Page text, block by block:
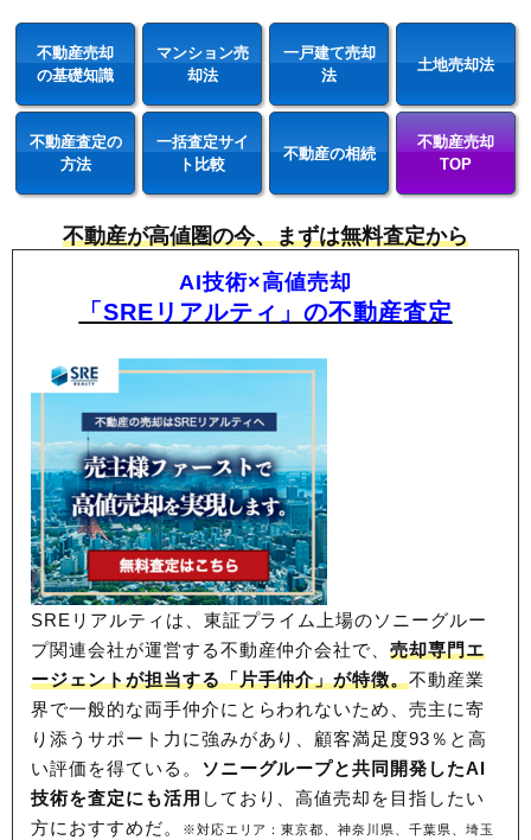
不動産売却
の基礎知識
マンション売
却法
一戸建て売却
法
土地売却法
不動産査定の
方法
一括査定サイ
ト比較
不動産の相続
不動産売却
TOP
不動産が高値圏の今、まずは無料査定から
AI技術×高値売却
「SREリアルティ」の不動産査定
SREリアルティは、東証プライム上場のソニーグルー
プ関連会社が運営する不動産仲介会社で、売却専門エ
ージェントが担当する「片手仲介」が特徴。不動産業
界で一般的な両手仲介にとらわれないため、売主に寄
り添うサポート力に強みがあり、顧客満足度93％と高
い評価を得ている。 ソニーグループと共同開発したAI
技術を査定にも活用 しており、高値売却を目指したい
方におすすめだ。
※対応エリア：東京都、神奈川県、千葉県、埼玉